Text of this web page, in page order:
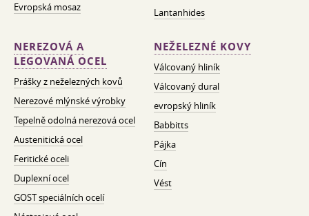
Evropská mosaz
Lantanhides
NEREZOVÁ A
LEGOVANÁ OCEL
Prášky z neželezných kovů
Nerezové mlýnské výrobky
Tepelně odolná nerezová ocel
Austenitická ocel
Feritické oceli
Duplexní ocel
GOST speciálních ocelí
NEŽELEZNÉ KOVY
Válcovaný hliník
Válcovaný dural
evropský hliník
Babbitts
Pájka
Cín
Vést